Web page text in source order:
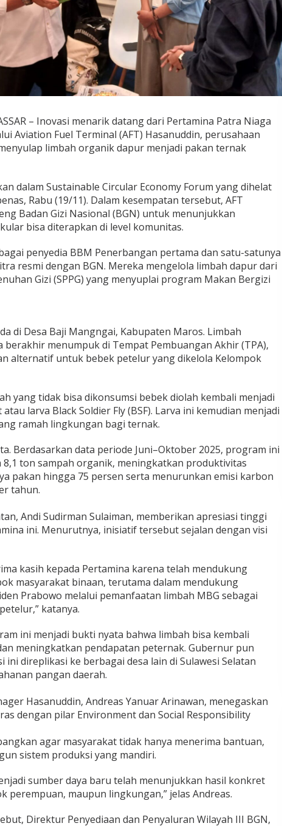
– Inovasi menarik datang dari Pertamina Patra Niaga
Aviation Fuel Terminal (AFT) Hasanuddin, perusahaan
limbah organik dapur menjadi pakan ternak
dalam Sustainable Circular Economy Forum yang dihelat
Rabu (19/11). Dalam kesempatan tersebut, AFT
Badan Gizi Nasional (BGN) untuk menunjukkan
bisa diterapkan di level komunitas.
penyedia BBM Penerbangan pertama dan satu-satunya
resmi dengan BGN. Mereka mengelola limbah dapur dari
Gizi (SPPG) yang menyuplai program Makan Bergizi
di Desa Baji Mangngai, Kabupaten Maros. Limbah
berakhir menumpuk di Tempat Pembuangan Akhir (TPA),
alternatif untuk bebek petelur yang dikelola Kelompok
yang tidak bisa dikonsumsi bebek diolah kembali menjadi
larva Black Soldier Fly (BSF). Larva ini kemudian menjadi
ramah lingkungan bagi ternak.
Berdasarkan data periode Juni–Oktober 2025, program ini
ton sampah organik, meningkatkan produktivitas
pakan hingga 75 persen serta menurunkan emisi karbon
tahun.
Andi Sudirman Sulaiman, memberikan apresiasi tinggi
ini. Menurutnya, inisiatif tersebut sejalan dengan visi
kasih kepada Pertamina karena telah mendukung
masyarakat binaan, terutama dalam mendukung
Prabowo melalui pemanfaatan limbah MBG sebagai
katanya.
ini menjadi bukti nyata bahwa limbah bisa kembali
meningkatkan pendapatan peternak. Gubernur pun
ini direplikasi ke berbagai desa lain di Sulawesi Selatan
pangan daerah.
Hasanuddin, Andreas Yanuar Arinawan, menegaskan
dengan pilar Environment dan Social Responsibility
agar masyarakat tidak hanya menerima bantuan,
sistem produksi yang mandiri.
sumber daya baru telah menunjukkan hasil konkret
perempuan, maupun lingkungan,” jelas Andreas.
Direktur Penyediaan dan Penyaluran Wilayah III BGN,